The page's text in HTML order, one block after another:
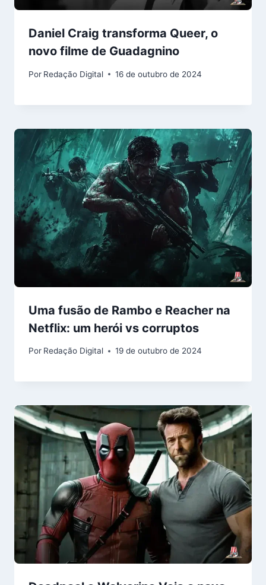
Daniel Craig transforma Queer, o
novo filme de Guadagnino
Por Redação Digital 16 de outubro de 2024
Uma fusão de Rambo e Reacher na
Netflix: um herói vs corruptos
Por Redação Digital 19 de outubro de 2024